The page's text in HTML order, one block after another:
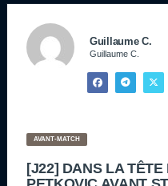
Guillaume C.
Guillaume C.
AVANT-MATCH
[J22] DANS LA